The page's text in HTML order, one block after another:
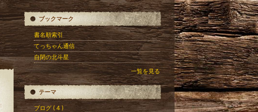
ブックマーク
書名順索引
てっちゃん通信
自閉の北斗星
一覧を見る
テーマ
ブログ ( 4 )